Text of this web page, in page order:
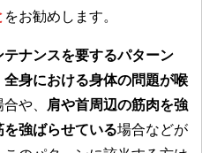
をお勧めします。
テナンスを要するパターン
身における身体の問題が喉
合や、
肩や首周辺の筋肉を強
強ばらせている場合などが